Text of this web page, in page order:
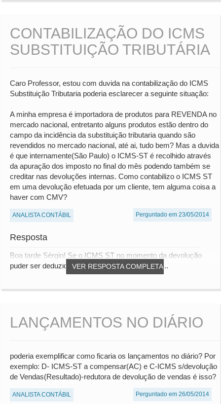
CONTABILIZAÇÃO DO ICMS
SUBSTITUIÇÃO TRIBUTÁRIA
Caro Professor, estou com duvida na contabilização do ICMS
Substituição Tributaria poderia esclarecer a seguinte situação:
A minha empresa é importadora de produtos para REVENDA no
mercado nacional, entretanto alguns produtos estão dentro do
campo da incidência da substituição tributaria quando são
revendidos no mercado nacional, até ai, tudo bem? Mas a duvida
é que internamente(São Paulo) o ICMS-ST é recolhido através
da apuração dos imposto no final do mês podendo também se
creditar nas devoluções internas. Como contabilizo o ICMS ST
em uma devolução efetuada por um cliente, tem alguma coisa a
haver com CMV?
ANALISTA CONTÁBIL Perguntado em 23/05/2014
Resposta
VER RESPOSTA COMPLETA
Boa tarde Sérgio! Se o ICMS ST no momento da devolução
puder ser deduzido do saldo de ICMS ST a pag...
LANÇAMENTOS NO DIÁRIO
poderia exemplificar como ficaria os lançamentos no diário? Por
exemplo: D- ICMS-ST a compensar(AC) e C-ICMS s/devolução
de Vendas(Resultado)-redutora de devolução de vendas é isso?
ANALISTA CONTÁBIL Perguntado em 26/05/2014